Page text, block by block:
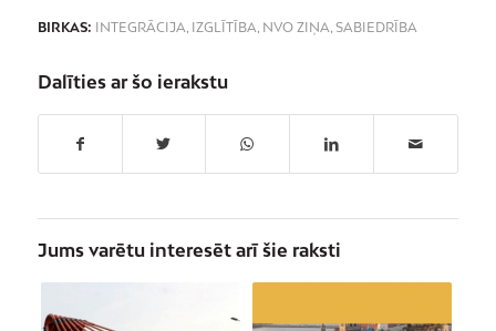
BIRKAS: INTEGRĀCIJA, IZGLĪTĪBA, NVO ZIŅA, SABIEDRĪBA
Dalīties ar šo ierakstu
Jums varētu interesēt arī šie raksti